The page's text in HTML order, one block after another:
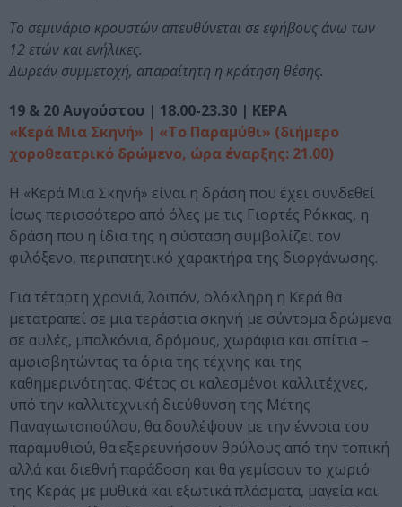
Το σεμινάριο κρουστών απευθύνεται σε εφήβους άνω των
12 ετών και ενήλικες.
Δωρεάν συμμετοχή, απαραίτητη η κράτηση θέσης.
19 & 20 Αυγούστου | 18.00-23.30 | ΚΕΡΑ
«Κερά Μια Σκηνή» | «Το Παραμύθι» (διήμερο
χοροθεατρικό δρώμενο, ώρα έναρξης: 21.00)
Η «Κερά Μια Σκηνή» είναι η δράση που έχει συνδεθεί
ίσως περισσότερο από όλες με τις Γιορτές Ρόκκας, η
δράση που η ίδια της η σύσταση συμβολίζει τον
φιλόξενο, περιπατητικό χαρακτήρα της διοργάνωσης.
Για τέταρτη χρονιά, λοιπόν, ολόκληρη η Κερά θα
μετατραπεί σε μια τεράστια σκηνή με σύντομα δρώμενα
σε αυλές, μπαλκόνια, δρόμους, χωράφια και σπίτια –
αμφισβητώντας τα όρια της τέχνης και της
καθημερινότητας. Φέτος οι καλεσμένοι καλλιτέχνες,
υπό την καλλιτεχνική διεύθυνση της Μέτης
Παναγιωτοπούλου, θα δουλέψουν με την έννοια του
παραμυθιού, θα εξερευνήσουν θρύλους από την τοπική
αλλά και διεθνή παράδοση και θα γεμίσουν το χωριό
της Κεράς με μυθικά και εξωτικά πλάσματα, μαγεία και